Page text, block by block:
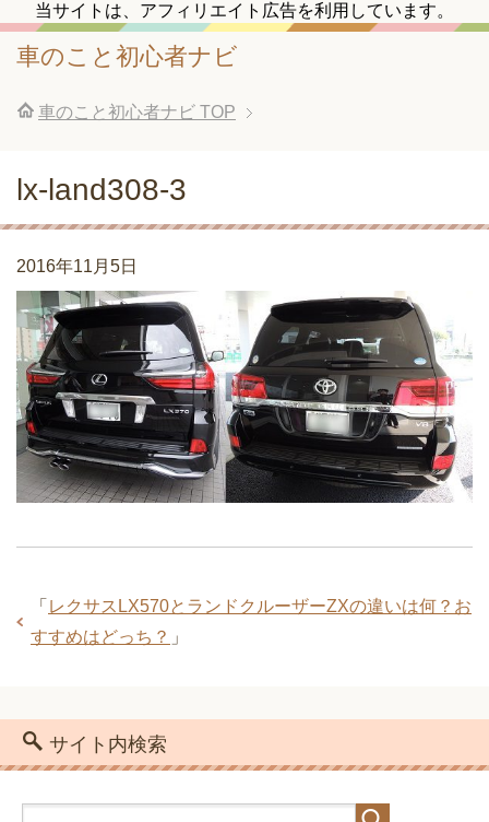
当サイトは、アフィリエイト広告を利用しています。
車のこと初心者ナビ
車のこと初心者ナビ TOP
lx-land308-3
2016年11月5日
「 レクサスLX570とランドクルーザーZXの違いは何？お
すすめはどっち？ 」
サイト内検索